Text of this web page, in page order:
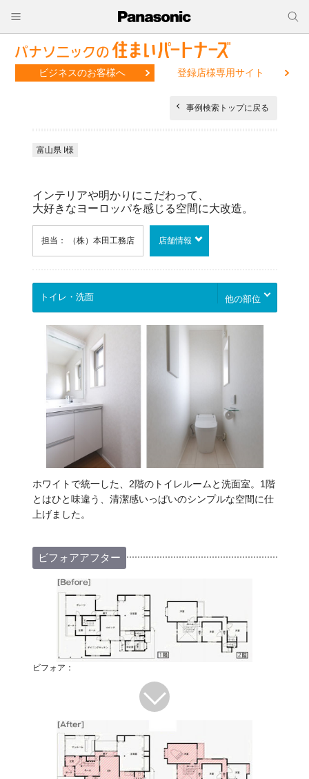
ビジネスのお客様へ 登録店様専用サイト
事例検索トップに戻る
富山県 I様
インテリアや明かりにこだわって、
大好きなヨーロッパを感じる空間に大改造。
担当： （株）本田工務店 店舗情報
他の部位
ホワイトで統一した、2階のトイレルームと洗面室。1階
とはひと味違う、清潔感いっぱいのシンプルな空間に仕
上げました。
ビフォアアフター
ビフォア：